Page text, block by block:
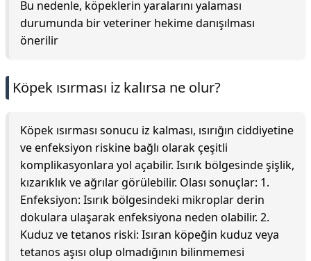
Bu nedenle, köpeklerin yaralarını yalaması
durumunda bir veteriner hekime danışılması
önerilir
Köpek ısırması iz kalırsa ne olur?
Köpek ısırması sonucu iz kalması, ısırığın ciddiyetine
ve enfeksiyon riskine bağlı olarak çeşitli
komplikasyonlara yol açabilir. Isırık bölgesinde şişlik,
kızarıklık ve ağrılar görülebilir. Olası sonuçlar: 1.
Enfeksiyon: Isırık bölgesindeki mikroplar derin
dokulara ulaşarak enfeksiyona neden olabilir. 2.
Kuduz ve tetanos riski: Isıran köpeğin kuduz veya
tetanos aşısı olup olmadığının bilinmemesi